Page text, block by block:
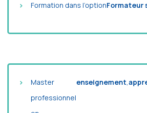
Formation dans l’optionFormateur
Master
professionnel
enseignement,